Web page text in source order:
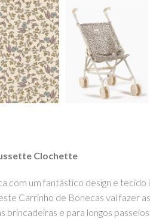
Clochette
com um fantástico design e
Carrinho de Bonecas vai fazer
brincadeiras e para longos passeios.